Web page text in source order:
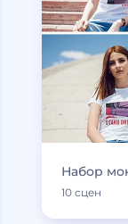
Набор
10 сцен